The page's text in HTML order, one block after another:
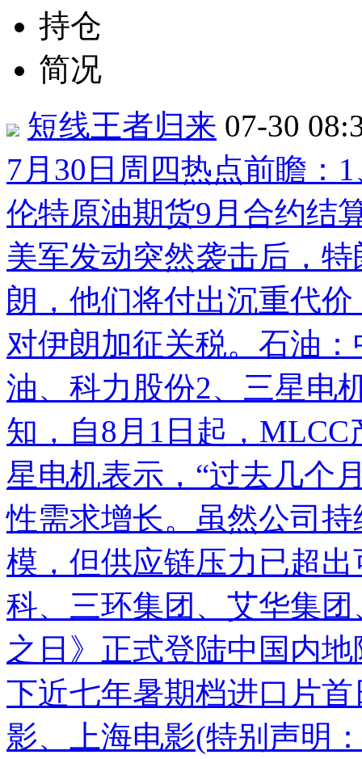
持仓
简况
短线王者归来 07-30
7月30日周四热点前瞻：
伦特原油期货9月合约结
美军发动突然袭击后，
朗，他们将付出沉重代
对伊朗加征关税。石油：
油、 科力股份2、三星电
知，自8月1日起，
星电机表示，“过去几个
性需求增长。虽然公司
模，但供应链压力已超
科、 三环集团 、 艾华集团
之日》正式登陆中国内
下近七年暑期档进口片
影、 上海电影(特别声明